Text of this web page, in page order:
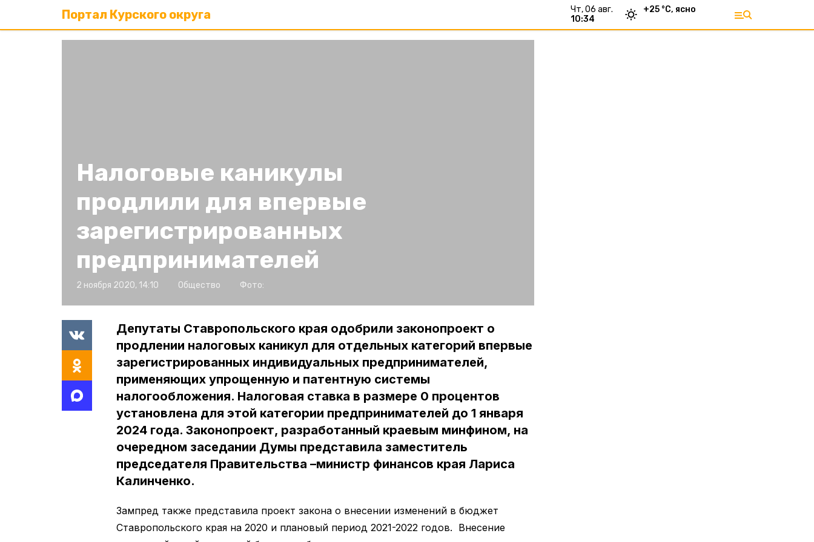
Портал Курского округа
чт, 06 авг.
10:34
+25 °С, ясно
Налоговые каникулы
продлили для впервые
зарегистрированных
предпринимателей
2 ноября 2020, 14:10 Общество Фото:
Депутаты Ставропольского края одобрили законопроект о
продлении налоговых каникул для отдельных категорий впервые
зарегистрированных индивидуальных предпринимателей,
применяющих упрощенную и патентную системы
налогообложения. Налоговая ставка в размере 0 процентов
установлена для этой категории предпринимателей до 1 января
2024 года. Законопроект, разработанный краевым минфином, на
очередном заседании Думы представила заместитель
председателя Правительства –министр финансов края Лариса
Калинченко.
Зампред также представила проект закона о внесении изменений в бюджет
Ставропольского края на 2020 и плановый период 2021-2022 годов. Внесение